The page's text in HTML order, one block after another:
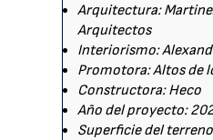
Arquitectura:
Arquitectos
Interiorismo:
Promotora: Altos de
Constructora: Heco
Año del proyecto:
Superficie del